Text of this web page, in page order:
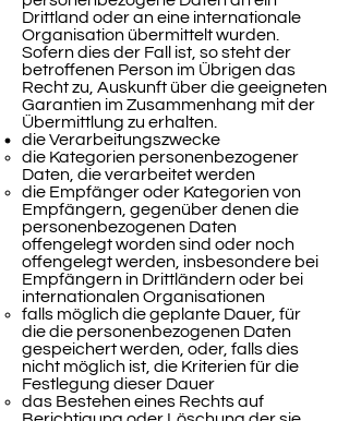
Drittland oder an eine internationale
Organisation übermittelt wurden.
Sofern dies der Fall ist, so steht der
betroffenen Person im Übrigen das
Recht zu, Auskunft über die geeigneten
Garantien im Zusammenhang mit der
Übermittlung zu erhalten.
die Verarbeitungszwecke
die Kategorien personenbezogener
Daten, die verarbeitet werden
die Empfänger oder Kategorien von
Empfängern, gegenüber denen die
personenbezogenen Daten
offengelegt worden sind oder noch
offengelegt werden, insbesondere bei
Empfängern in Drittländern oder bei
internationalen Organisationen
falls möglich die geplante Dauer, für
die die personenbezogenen Daten
gespeichert werden, oder, falls dies
nicht möglich ist, die Kriterien für die
Festlegung dieser Dauer
das Bestehen eines Rechts auf